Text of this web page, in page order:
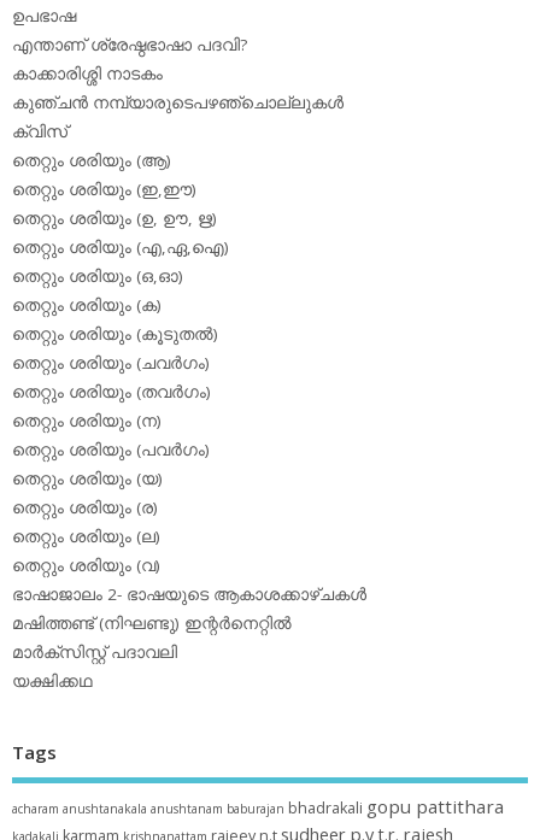
ഉപഭാഷ
എന്താണ് ശ്രേഷ്ഠഭാഷാ പദവി?
കാക്കാരിശ്ശി നാടകം
കുഞ്ചന്‍ നമ്പ്യാരുടെപഴഞ്ചൊല്ലുകള്‍
ക്വിസ്
തെറ്റും ശരിയും (ആ)
തെറ്റും ശരിയും (ഇ,ഈ)
തെറ്റും ശരിയും (ഉ, ഊ, ഋ)
തെറ്റും ശരിയും (എ,ഏ,ഐ)
തെറ്റും ശരിയും (ഒ,ഓ)
തെറ്റും ശരിയും (ക)
തെറ്റും ശരിയും (കൂടുതല്‍)
തെറ്റും ശരിയും (ചവര്‍ഗം)
തെറ്റും ശരിയും (തവര്‍ഗം)
തെറ്റും ശരിയും (ന)
തെറ്റും ശരിയും (പവര്‍ഗം)
തെറ്റും ശരിയും (യ)
തെറ്റും ശരിയും (ര)
തെറ്റും ശരിയും (ല)
തെറ്റും ശരിയും (വ)
ഭാഷാജാലം 2- ഭാഷയുടെ ആകാശക്കാഴ്ചകള്‍
മഷിത്തണ്ട് (നിഘണ്ടു) ഇന്റര്‍നെറ്റില്‍
മാര്‍ക്‌സിസ്റ്റ് പദാവലി
യക്ഷിക്കഥ
Tags
acharam anushtanakala anushtanam baburajan bhadrakali gopu pattithara
kadakali karmam krishnanattam rajeev n.t sudheer p.yt.r. rajesh